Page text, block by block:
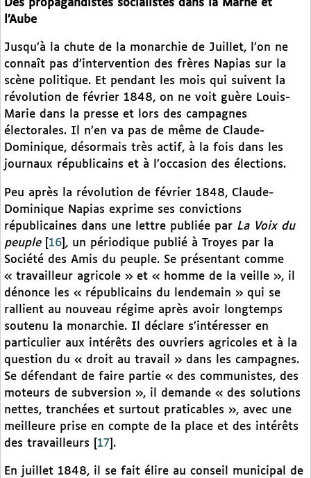
Des propagandistes socialistes dans la Marne et
l’Aube
Jusqu’à la chute de la monarchie de Juillet, l’on ne
connaît pas d’intervention des frères Napias sur la
scène politique. Et pendant les mois qui suivent la
révolution de février 1848, on ne voit guère Louis-
Marie dans la presse et lors des campagnes
électorales. Il n’en va pas de même de Claude-
Dominique, désormais très actif, à la fois dans les
journaux républicains et à l’occasion des élections.
Peu après la révolution de février 1848, Claude-
Dominique Napias exprime ses convictions
républicaines dans une lettre publiée par La Voix du
peuple[ 16 , un périodique publié à Troyes par la
Société des Amis du peuple. Se présentant comme
« travailleur agricole » et « homme de la veille », il
dénonce les « républicains du lendemain » qui se
rallient au nouveau régime après avoir longtemps
soutenu la monarchie. Il déclare s’intéresser en
particulier aux intérêts des ouvriers agricoles et à la
question du « droit au travail » dans les campagnes.
Se défendant de faire partie « des communistes, des
moteurs de subversion », il demande « des solutions
nettes, tranchées et surtout praticables », avec une
meilleure prise en compte de la place et des intérêts
des travailleurs
17 .
En juillet 1848, il se fait élire au conseil municipal de